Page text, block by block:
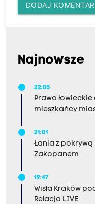
DODAJ
Najnowsze
22:05
Prawo
mieszkańcy
21:01
Łania z pokrywą
Zakopanem
19:47
Wisła Kraków
Relacja LIVE